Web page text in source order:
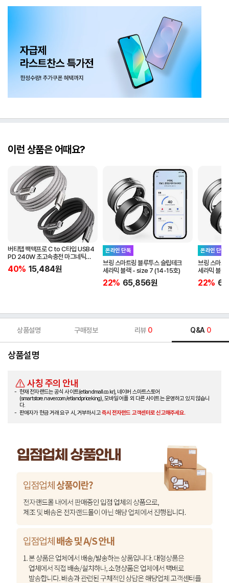
이런 상품은 어때요?
버티탭 팩맥프로 C to C타입 USB4
PD 240W 초고속충전 마그네틱
케이블 1m
40% 15,484원
온라인 단독
브링 스마트링 블루투스 슬립테크
세라믹 블랙 - size 7 (14-15호)
22% 65,856원
온라인 단독
브링 스마트
세라믹 블
22%
상품설명 구매정보 리뷰 0 Q&A 0
상품설명
사칭 주의 안내
현재 전자랜드는 공식 사이트(etlandmall.co.kr), 네이버 스마트스토어
(smartstore.naver.com/etlandpriceking), 모바일 어플 외 다른 사이트는 운영하고 있지 않습니
다.
판매자가 현금 거래 요구 시, 거부하시고즉시 전자랜드 고객센터로 신고해주세요.